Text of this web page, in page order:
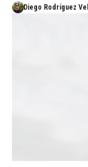
Diego Rodríguez